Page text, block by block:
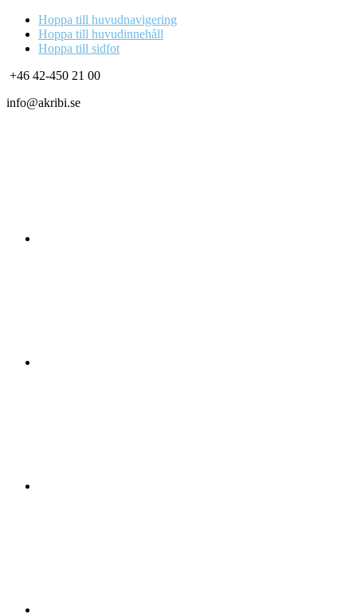
Hoppa till huvudnavigering
Hoppa till huvudinnehåll
Hoppa till sidfot
+46 42-450 21 00
info@akribi.se